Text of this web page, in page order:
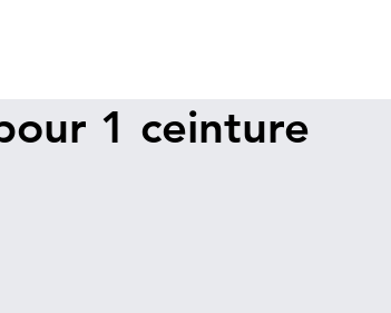
1 ceinture